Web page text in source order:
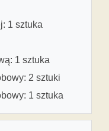
1 sztuka
1 sztuka
2 sztuki
1 sztuka